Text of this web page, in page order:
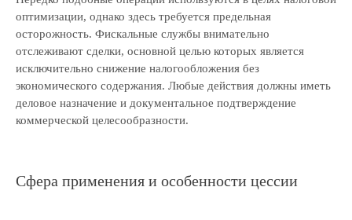
оптимизации, однако здесь требуется предельная
осторожность. Фискальные службы внимательно
отслеживают сделки, основной целью которых является
исключительно снижение налогообложения без
экономического содержания. Любые действия должны иметь
деловое назначение и документальное подтверждение
коммерческой целесообразности.
Сфера применения и особенности цессии